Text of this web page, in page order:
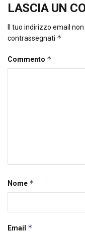
LASCIA UN
Il tuo indirizzo email
contrassegnati *
Commento *
Nome *
Email *